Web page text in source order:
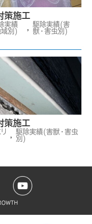
策施工
実績
別)
,
駆除実績(害
獣・害虫別)
策施工
,
駆除実績(害獣・害虫
別)